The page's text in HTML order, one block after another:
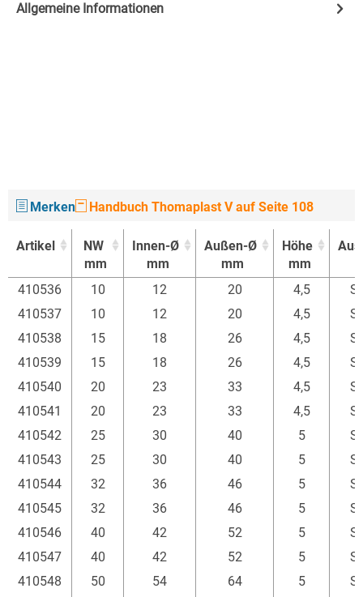
Allgemeine Informationen
Merken Handbuch Thomaplast V auf Seite 108
Artikel
NW
mm
Innen-Ø
mm
Außen-Ø
mm
Höhe
mm
Artikel
NW
Innen-Ø
Außen-Ø
Höhe
410536 10 12 20 4,5
410537
10 12 20 4,5
410538
15 18 26 4,5
410539
15 18 26 4,5
410540
20 23 33 4,5
410541
20 23 33 4,5
410542
25 30 40 5
410543
25 30 40 5
410544
32 36 46 5
410545
32 36 46 5
410546
40 42 52 5
410547
40 42 52 5
410548
50 54 64 5